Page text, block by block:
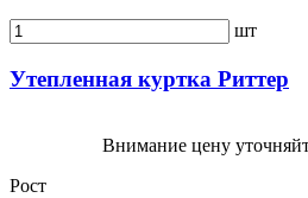
шт
Утепленная куртка Риттер
Внимание цену
Рост